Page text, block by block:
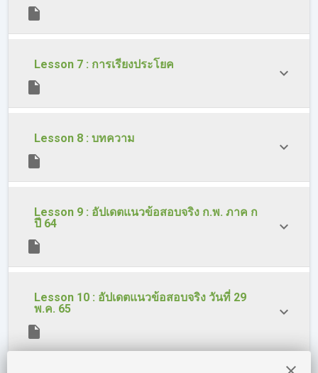
Lesson 7 : การเรียงประโยค
Lesson 8 : บทความ
Lesson 9 : อัปเดตแนวข้อสอบจริง ก.พ. ภาค ก
ปี 64
Lesson 10 : อัปเดตแนวข้อสอบจริง วันที่ 29
พ.ค. 65